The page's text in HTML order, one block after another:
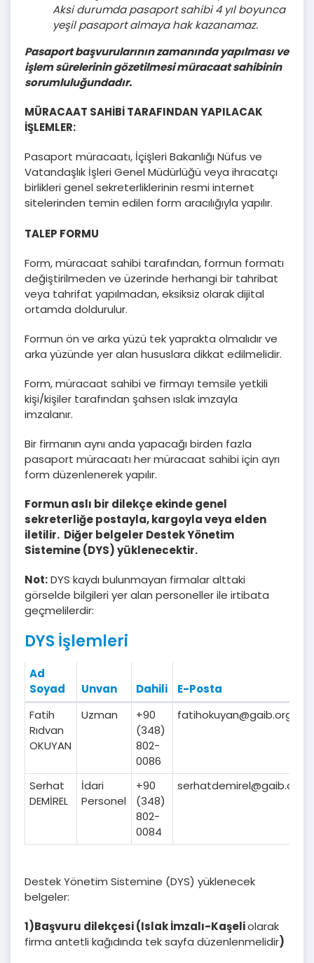
Aksi durumda pasaport sahibi 4 yıl boyunca
yeşil pasaport almaya hak kazanamaz.
Pasaport başvurularının zamanında yapılması ve
işlem sürelerinin gözetilmesi müracaat sahibinin
sorumluluğundadır.
MÜRACAAT SAHİBİ TARAFINDAN YAPILACAK
İŞLEMLER:
Pasaport müracaatı, İçişleri Bakanlığı Nüfus ve
Vatandaşlık İşleri Genel Müdürlüğü veya ihracatçı
birlikleri genel sekreterliklerinin resmi internet
sitelerinden temin edilen form aracılığıyla yapılır.
TALEP FORMU
Form, müracaat sahibi tarafından, formun formatı
değiştirilmeden ve üzerinde herhangi bir tahribat
veya tahrifat yapılmadan, eksiksiz olarak dijital
ortamda doldurulur.
Formun ön ve arka yüzü tek yaprakta olmalıdır ve
arka yüzünde yer alan hususlara dikkat edilmelidir.
Form, müracaat sahibi ve firmayı temsile yetkili
kişi/kişiler tarafından şahsen ıslak imzayla
imzalanır.
Bir firmanın aynı anda yapacağı birden fazla
pasaport müracaatı her müracaat sahibi için ayrı
form düzenlenerek yapılır.
Formun aslı bir dilekçe ekinde genel
sekreterliğe postayla, kargoyla veya elden
iletilir. Diğer belgeler Destek Yönetim
Sistemine (DYS) yüklenecektir.
Not:DYS kaydı bulunmayan firmalar alttaki
görselde bilgileri yer alan personeller ile irtibata
geçmelilerdir:
DYS İşlemleri
Ad
Soyad
Unvan Dahili
E-Posta
Fatih
Rıdvan
OKUYAN
Uzman
+90
(348)
802-
0086
fatihokuyan@gaib.org.tr
Serhat
DEMİREL
İdari
Personel
+90
(348)
802-
0084
Destek Yönetim Sistemine (DYS) yüklenecek
belgeler:
1)Başvuru dilekçesi (Islak İmzalı-Kaşeliolarak
firma antetli kağıdında tek sayfa düzenlenmelidir)